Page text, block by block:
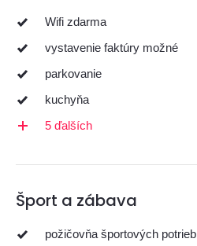
Wifi zdarma
vystavenie faktúry možné
parkovanie
kuchyňa
5 ďalších
Šport a zábava
požičovňa športových potrieb